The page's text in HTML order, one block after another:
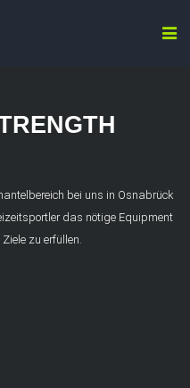
bei uns in Osnabrück
das nötige Equipment
zu erfüllen.